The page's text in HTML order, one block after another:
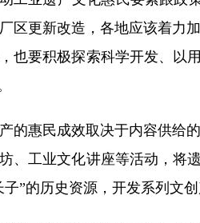
区更新改造，各地应该着
也要积极探索科学开发、
惠民成效取决于内容供给
、工业文化讲座等活动，
”的历史资源，开发系列文